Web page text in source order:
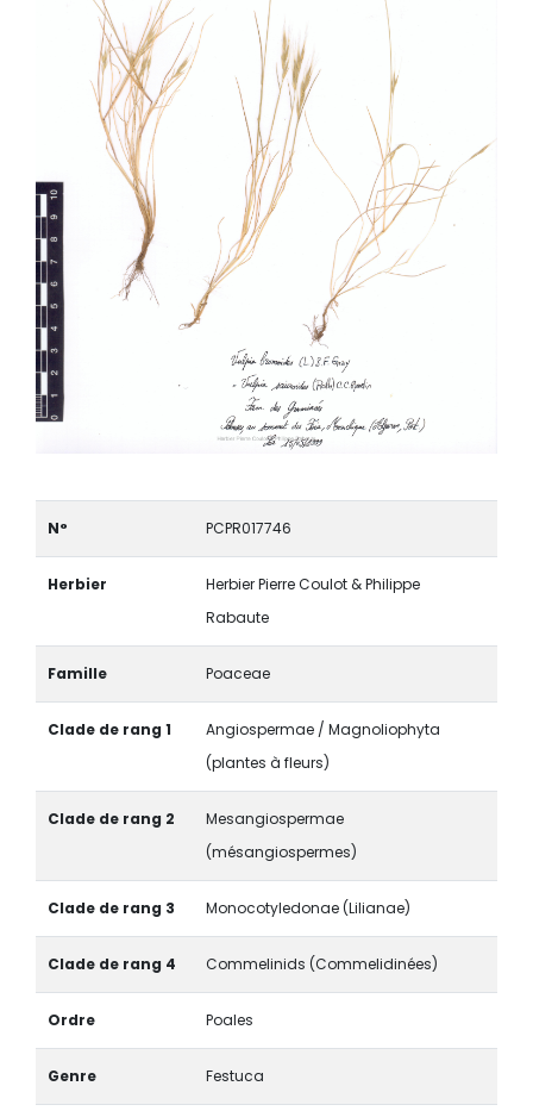
N° PCPR017746
Herbier
Herbier Pierre Coulot & Philippe
Rabaute
Famille Poaceae
Clade de rang 1
Angiospermae / Magnoliophyta
(plantes à fleurs)
Clade de rang 2
Mesangiospermae
(mésangiospermes)
Clade de rang 3 Monocotyledonae (Lilianae)
Clade de rang 4 Commelinids (Commelidinées)
Ordre Poales
Genre Festuca